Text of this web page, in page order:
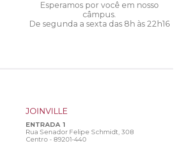
Esperamos por você em nosso
câmpus.
De segunda a sexta das 8h às 22h16
JOINVILLE
ENTRADA 1
Rua Senador Felipe Schmidt, 308
Centro - 89201-440